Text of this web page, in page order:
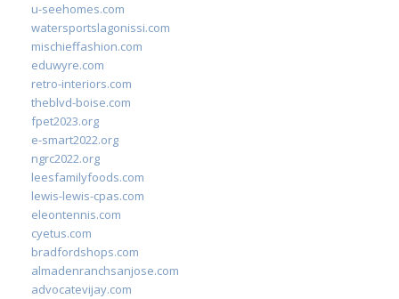
u-seehomes.com
watersportslagonissi.com
mischieffashion.com
eduwyre.com
retro-interiors.com
theblvd-boise.com
fpet2023.org
e-smart2022.org
ngrc2022.org
leesfamilyfoods.com
lewis-lewis-cpas.com
eleontennis.com
cyetus.com
bradfordshops.com
almadenranchsanjose.com
advocatevijay.com